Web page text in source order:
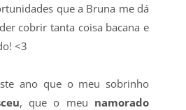
que a Bruna me dá
cobrir tanta coisa bacana e
<3
ano que o meu sobrinho
, que o meu namorado